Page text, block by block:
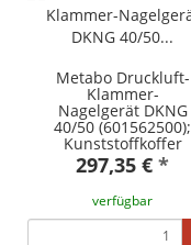
Metabo Druckluft-
Klammer-
Nagelgerät DKNG
40/50 (601562500);
Kunststoffkoffer
297,35 € *
verfügbar